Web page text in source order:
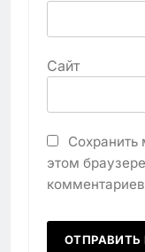
Сайт
Сохранить
этом